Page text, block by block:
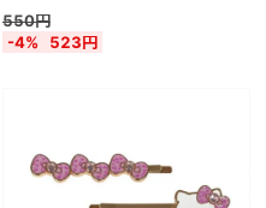
550円
-4%
523円